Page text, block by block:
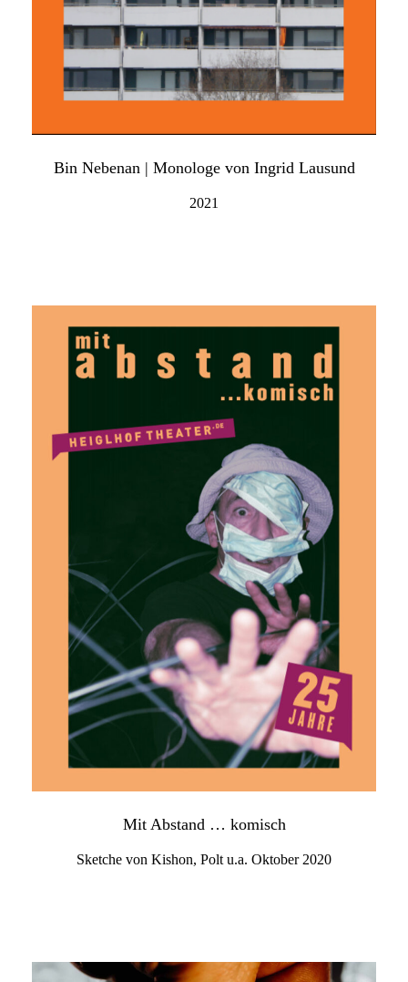
Bin Nebenan | Monologe von Ingrid Lausund
2021
Mit Abstand … komisch
Sketche von Kishon, Polt u.a. Oktober 2020